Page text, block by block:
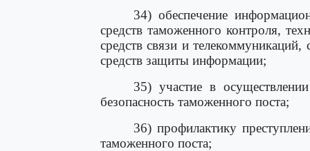
34) обеспечение
средств таможенного контроля,
средств связи и
средств защиты информации;
35) участие в
безопасность таможенного поста;
36) профилактику
таможенного поста;